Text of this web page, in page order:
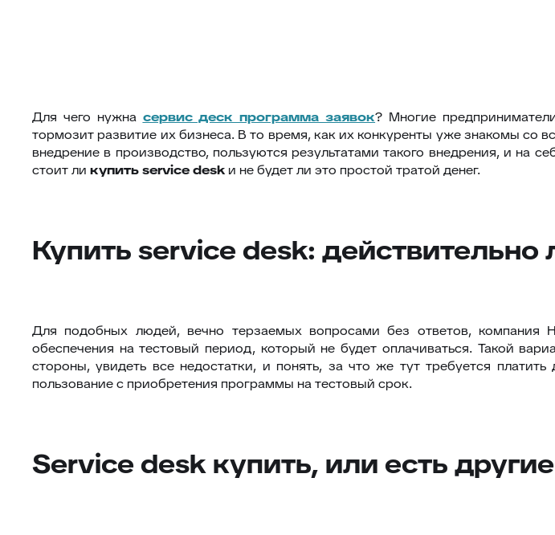
Для чего нужна сервис деск программа заявок? Многие
тормозит развитие их бизнеса. В то время, как их конкуренты уже знакомы со
внедрение в производство, пользуются результатами такого внедрения, и
стоит ли купитьservice desk и не будет ли это простой тратой денег.
Купить service desk: действительно
Для подобных людей, вечно терзаемых вопросами без ответов, компания
обеспечения на тестовый период, который не будет оплачиваться. Такой
стороны, увидеть все недостатки, и понять, за что же тут требуется
пользование с приобретения программы на тестовый срок.
Service desk купить, или есть